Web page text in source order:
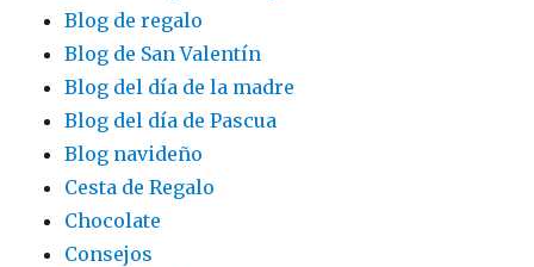
Blog de regalo
Blog de San Valentín
Blog del día de la madre
Blog del día de Pascua
Blog navideño
Cesta de Regalo
Chocolate
Consejos